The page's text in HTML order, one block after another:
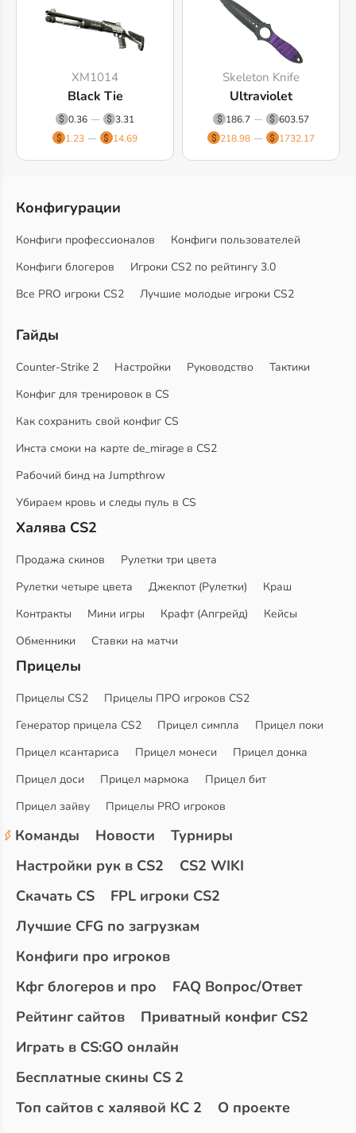
XM1014
Black Tie
0.36
3.31
1.23
14.69
Skeleton Knife
Ultraviolet
186.7
603.57
218.98
1732.17
Конфигурации
Конфиги профессионалов
Конфиги пользователей
Конфиги блогеров
Игроки CS2 по рейтингу 3.0
Все PRO игроки CS2
Лучшие молодые игроки CS2
Гайды
Counter-Strike 2 Настройки Руководство
Тактики
Конфиг для тренировок в CS
Как сохранить свой конфиг CS
Инста смоки на карте de_mirage в CS2
Рабочий бинд на Jumpthrow
Убираем кровь и следы пуль в CS
Халява CS2
Продажа скинов
Рулетки три цвета
Рулетки четыре цвета
Джекпот (Рулетки)
Краш
Контракты
Мини игры Крафт (Апгрейд)
Кейсы
Обменники
Ставки на матчи
Прицелы
Прицелы CS2
Прицелы ПРО игроков CS2
Генератор прицела CS2
Прицел симпла
Прицел поки
Прицел ксантариса
Прицел монеси
Прицел донка
Прицел доси
Прицел мармока
Прицел бит
Прицел зайву
Прицелы PRO игроков
Команды Новости
Турниры
Настройки рук в CS2
CS2 WIKI
Скачать CS
FPL игроки CS2
Лучшие CFG по загрузкам
Конфиги про игроков
Кфг блогеров и про
FAQ Вопрос/Ответ
Рейтинг сайтов
Приватный конфиг CS2
Играть в CS:GO онлайн
Бесплатные скины CS 2
Топ сайтов с халявой КС 2
О проекте